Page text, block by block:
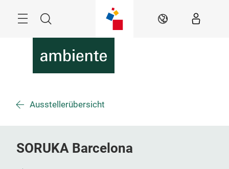
Suche DE
Ausstellerübersicht
SORUKA Barcelona